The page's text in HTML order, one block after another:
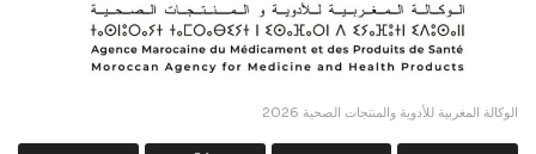
الوكالة المغربية للأدوية والمنتجات الصحية 2026